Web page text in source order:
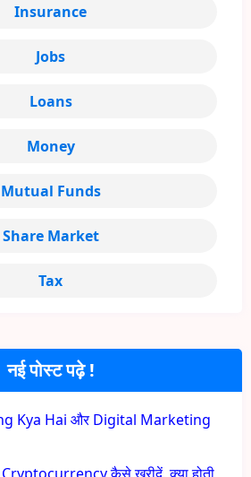
नई पोस्ट पढ़े !
Kya Hai और Digital Marketing
Insurance
Jobs
Loans
Money
Mutual Funds
Share Market
Tax